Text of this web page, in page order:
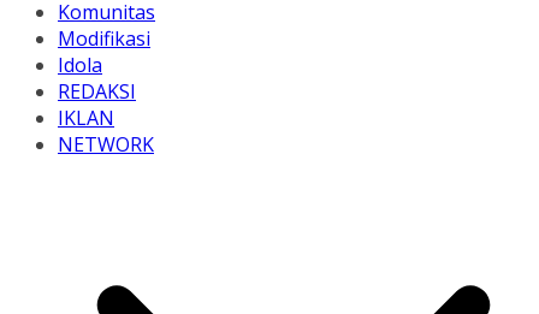
Komunitas
Modifikasi
Idola
REDAKSI
IKLAN
NETWORK